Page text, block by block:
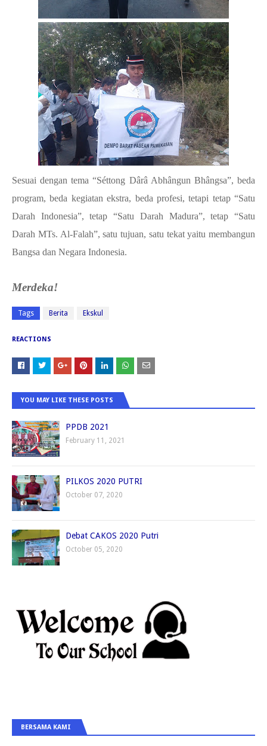
Sesuai dengan tema “Séttong Dârâ Abhângun Bhângsa”, beda
program, beda kegiatan ekstra, beda profesi, tetapi tetap “Satu
Darah Indonesia”, tetap “Satu Darah Madura”, tetap “Satu
Darah MTs. Al-Falah”, satu tujuan, satu tekat yaitu membangun
Bangsa dan Negara Indonesia.
Merdeka!
Tags Berita Ekskul
REACTIONS
YOU MAY LIKE THESE POSTS
PPDB 2021
February 11, 2021
PILKOS 2020 PUTRI
October 07, 2020
Debat CAKOS 2020 Putri
October 05, 2020
BERSAMA KAMI